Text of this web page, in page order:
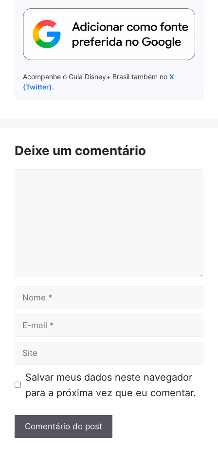
Acompanhe o Guia Disney+ Brasil também no X
(Twitter).
Deixe um comentário
Nome
E-
Site
Salvar meus dados neste navegador
para a próxima vez que eu comentar.